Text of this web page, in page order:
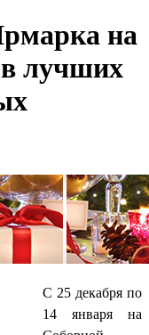
на
лучших
С 25 декабря по
14 января на